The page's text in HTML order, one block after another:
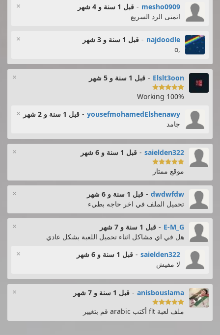
× mesho0909
- قبل 1 سنة و 4 شهر
اتمنى الرد السريع
× najdoodle
- قبل 1 سنة و 3 شهر
,o
× Elslt3oon
- قبل 1 سنة و 5 شهر

100% Working
× yousefmohamedElshenawy
- قبل 1 سنة و 2 شهر
جامد
× saielden322
- قبل 1 سنة و 6 شهر

موقع ممتاز
× dwdwfdw
- قبل 1 سنة و 6 شهر
تحميل الملف في اخر حاجه بطيء
× E-M_G
- قبل 1 سنة و 7 شهر
هل في اي مشاكل اثناء تحميل اللعبة بشكل عادي
× saielden322
- قبل 1 سنة و 6 شهر
لا مفيش
× anisbouslama
- قبل 1 سنة و 7 شهر

ملف لعبة flt أكتب arabic قم بتغيير